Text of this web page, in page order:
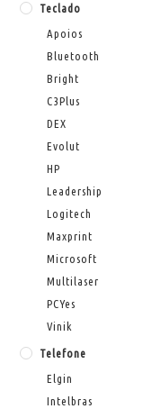
Teclado
Apoios
Bluetooth
Bright
C3Plus
DEX
Evolut
HP
Leadership
Logitech
Maxprint
Microsoft
Multilaser
PCYes
Vinik
Telefone
Elgin
Intelbras